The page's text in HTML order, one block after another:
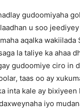
gudoomiyaha
u soo
aqalka
la taliye ka ahaa
gudoomiye ciro in
taas oo ay
inta kale ay
iyo